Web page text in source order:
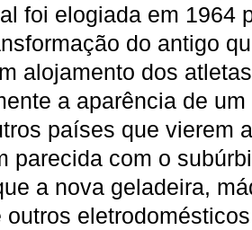
foi elogiada em 1964
do antigo
alojamento dos
a aparência de
países que vierem
parecida com o
a nova geladeira,
outros